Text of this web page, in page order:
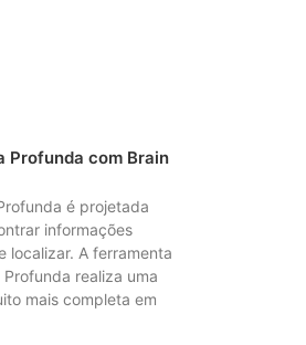
Profunda com Brain
é projetada
informações
localizar. A ferramenta
realiza uma
mais completa em